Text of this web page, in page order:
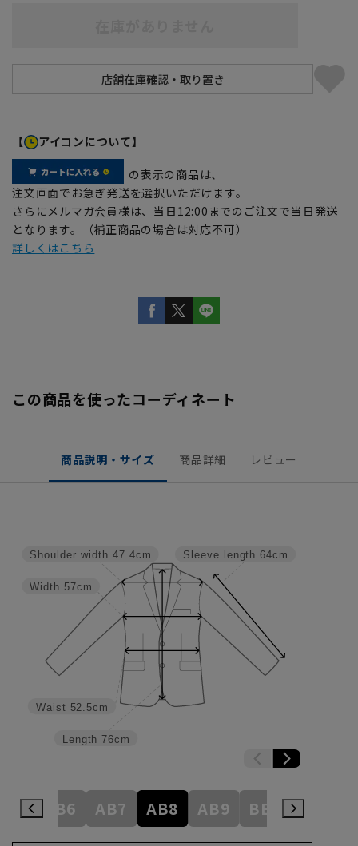
【 アイコンについて】
の表示の商品は、
注文画面でお急ぎ発送を選択いただけます。
さらにメルマガ会員様は、当日12:00までのご注文で当日発送
となります。（補正商品の場合は対応不可）
詳しくはこちら
この商品を使ったコーディネート
商品説明・サイズ 商品詳細 レビュー
Sleeve length 64cm
Length 76cm
Waist 52.5cm
Width 57cm
Shoulder width 47.4cm
AB6 AB7 AB8 AB9 BE3 BE4